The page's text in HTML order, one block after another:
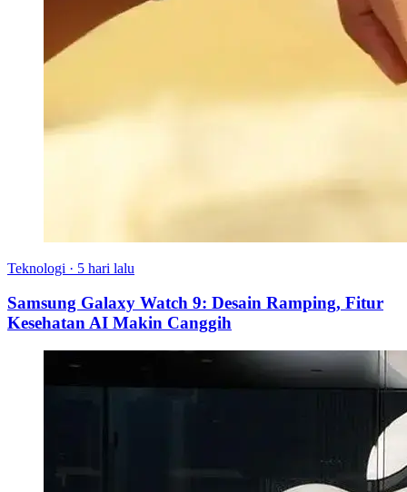
Teknologi · 5 hari lalu
Samsung Galaxy Watch 9: Desain Ramping, Fitur
Kesehatan AI Makin Canggih